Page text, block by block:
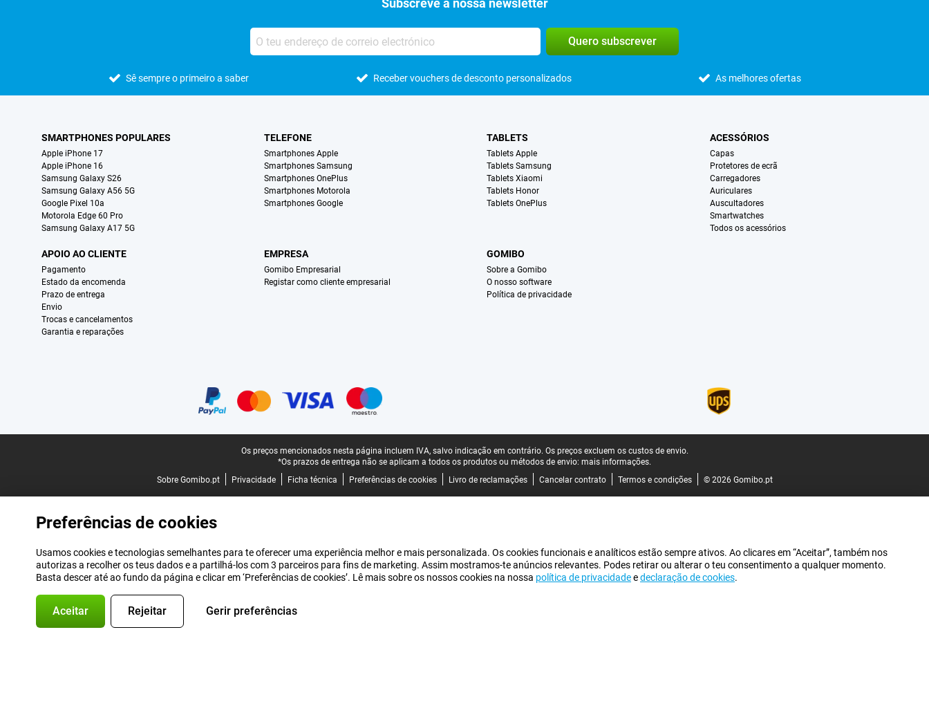
Subscreve a nossa newsletter
Quero subscrever
Sê sempre o primeiro a saber Receber vouchers de desconto personalizados As melhores ofertas
SMARTPHONES POPULARES
Apple iPhone 17
Apple iPhone 16
Samsung Galaxy S26
Samsung Galaxy A56 5G
Google Pixel 10a
Motorola Edge 60 Pro
Samsung Galaxy A17 5G
TELEFONE
Smartphones Apple
Smartphones Samsung
Smartphones OnePlus
Smartphones Motorola
Smartphones Google
TABLETS
Tablets Apple
Tablets Samsung
Tablets Xiaomi
Tablets Honor
Tablets OnePlus
ACESSÓRIOS
Capas
Protetores de ecrã
Carregadores
Auriculares
Auscultadores
Smartwatches
Todos os acessórios
APOIO AO CLIENTE
Pagamento
Estado da encomenda
Prazo de entrega
Envio
Trocas e cancelamentos
Garantia e reparações
EMPRESA
Gomibo Empresarial
Registar como cliente empresarial
GOMIBO
Sobre a Gomibo
O nosso software
Política de privacidade
Os preços mencionados nesta página incluem IVA, salvo indicação em contrário. Os preços excluem os custos de envio.
*Os prazos de entrega não se aplicam a todos os produtos ou métodos de envio: mais informações.
Sobre Gomibo.pt
Privacidade Ficha técnica Preferências de cookies Livro de reclamações Cancelar contrato Termos e condições © 2026 Gomibo.pt
Preferências de cookies
Usamos cookies e tecnologias semelhantes para te oferecer uma experiência melhor e mais personalizada. Os cookies funcionais e analíticos estão sempre ativos. Ao clicares em “Aceitar”, também nos
autorizas a recolher os teus dados e a partilhá-los com 3 parceiros para fins de marketing. Assim mostramos-te anúncios relevantes. Podes retirar ou alterar o teu consentimento a qualquer momento.
Basta descer até ao fundo da página e clicar em ‘Preferências de cookies’. Lê mais sobre os nossos cookies na nossa política de privacidadeedeclaração de cookies.
Aceitar Rejeitar Gerir preferências